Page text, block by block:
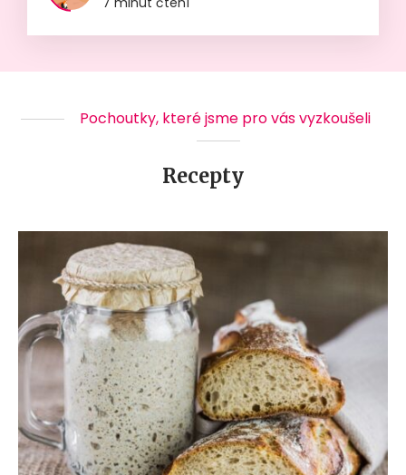
Pochoutky, které jsme pro vás vyzkoušeli
Recepty